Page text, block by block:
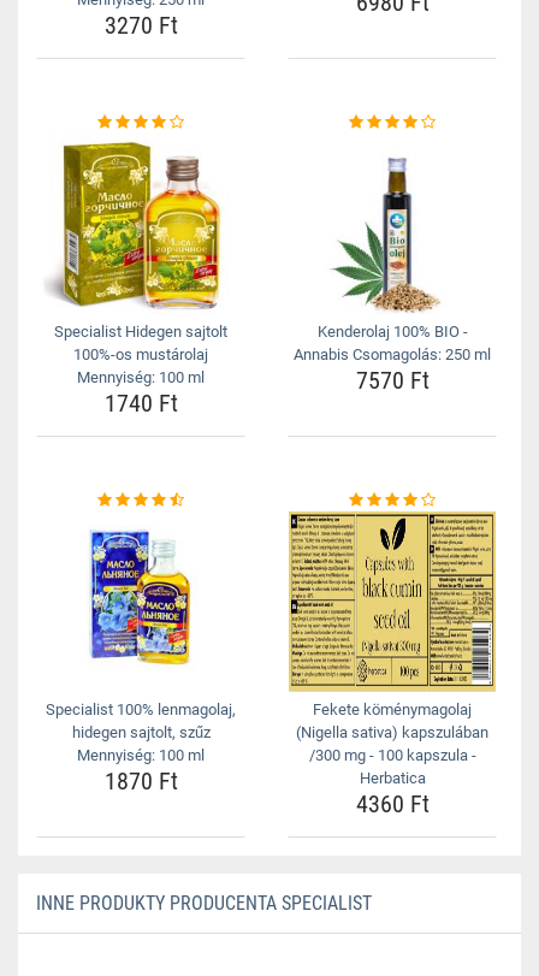
3270 Ft
Specialist Hidegen sajtolt
100%-os mustárolaj
Mennyiség: 100 ml
1740 Ft
Kenderolaj 100% BIO -
Annabis Csomagolás: 250 ml
7570 Ft
Specialist 100% lenmagolaj,
hidegen sajtolt, szűz
Mennyiség: 100 ml
1870 Ft
Fekete köménymagolaj
(Nigella sativa) kapszulában
/300 mg - 100 kapszula -
Herbatica
4360 Ft
INNE PRODUKTY PRODUCENTA SPECIALIST